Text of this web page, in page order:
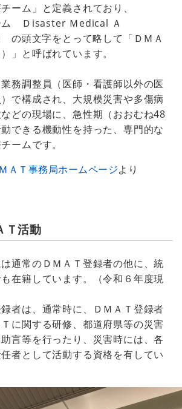
ーム」と定義されており、
ム
Ｄ isaster Ｍedical Ａ
の頭文字をとって略して「ＤＭＡ
」と呼ばれています。
務調整員（医師・看護師以外の医
で構成され、大規模災害や多傷病
どの現場に、急性期（おおむね48
できる機動性を持った、専門的な
ームです。
ＡＴ事務局ホームページより
Ｔ活動
通常のＤＭＡＴ登録者の他に、統
在籍しています。（令和６年度現
者は、通常時に、ＤＭＡＴ登録者
に関する研修、都道府県等の災害
言等を行ったり、災害時には、各
者として活動する資格を有してい